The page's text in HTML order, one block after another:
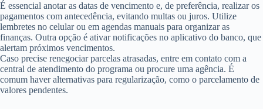
É essencial anotar as datas de vencimento e, de preferência, realizar os
pagamentos com antecedência, evitando multas ou juros. Utilize
lembretes no celular ou em agendas manuais para organizar as
finanças. Outra opção é ativar notificações no aplicativo do banco, que
alertam próximos vencimentos.
Caso precise renegociar parcelas atrasadas, entre em contato com a
central de atendimento do programa ou procure uma agência. É
comum haver alternativas para regularização, como o parcelamento de
valores pendentes.